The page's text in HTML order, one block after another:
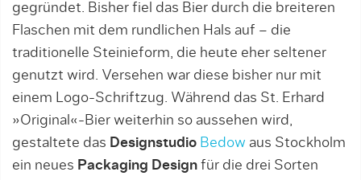
gegründet. Bisher fiel das Bier durch die breiteren
Flaschen mit dem rundlichen Hals auf – die
traditionelle Steinieform, die heute eher seltener
genutzt wird. Versehen war diese bisher nur mit
einem Logo-Schriftzug. Während das St. Erhard
»Original«-Bier weiterhin so aussehen wird,
gestaltete das Designstudio Bedow aus Stockholm
ein neues Packaging Design für die drei Sorten